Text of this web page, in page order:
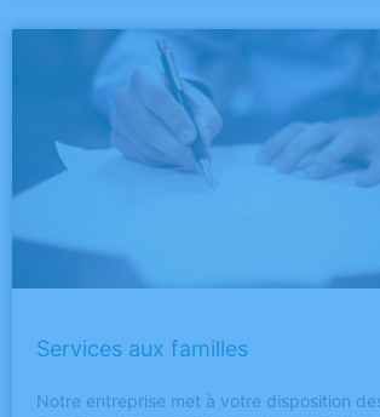
Services aux familles
Notre entreprise met à votre disposition